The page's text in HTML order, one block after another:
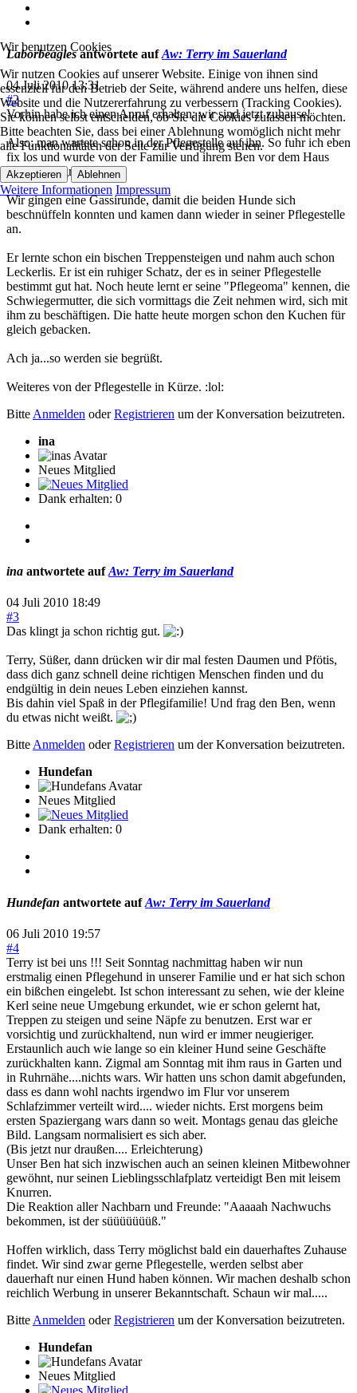
Laborbeaglesantwortete aufAw: Terry im Sauerland
04 Juli 2010 13:31
#2
Vorhin habe ich einen Anruf erhalten: wir sind jetzt zuhause!
Also: man wartete schon in der Pflegestelle auf ihn. So fuhr ich eben
fix los und wurde von der Familie und ihrem Ben vor dem Haus
wartend begrüsst.
Wir gingen eine Gassirunde, damit die beiden Hunde sich
beschnüffeln konnten und kamen dann wieder in seiner Pflegestelle
an.
Er lernte schon ein bischen Treppensteigen und nahm auch schon
Leckerlis. Er ist ein ruhiger Schatz, der es in seiner Pflegestelle
bestimmt gut hat. Noch heute lernt er seine "Pflegeoma" kennen, die
Schwiegermutter, die sich vormittags die Zeit nehmen wird, sich mit
ihm zu beschäftigen. Die hatte heute morgen schon den Kuchen für
gleich gebacken.
Ach ja...so werden sie begrüßt.
Weiteres von der Pflegestelle in Kürze. :lol:
Bitte Anmelden oderRegistrieren um der Konversation beizutreten.
ina
Neues Mitglied
Dank erhalten: 0
ina antwortete aufAw: Terry im Sauerland
04 Juli 2010 18:49
#3
Das klingt ja schon richtig gut.
Terry, Süßer, dann drücken wir dir mal festen Daumen und Pfötis,
dass dich ganz schnell deine richtigen Menschen finden und du
endgültig in dein neues Leben einziehen kannst.
Bis dahin viel Spaß in der Pflegifamilie! Und frag den Ben, wenn
du etwas nicht weißt.
BitteAnmelden oderRegistrieren um der Konversation beizutreten.
Hundefan
Neues Mitglied
Dank erhalten: 0
Hundefan antwortete aufAw: Terry im Sauerland
06 Juli 2010 19:57
#4
Terry ist bei uns !!! Seit Sonntag nachmittag haben wir nun
erstmalig einen Pflegehund in unserer Familie und er hat sich schon
ein bißchen eingelebt. Ist schon interessant zu sehen, wie der kleine
Kerl seine neue Umgebung erkundet, wie er schon gelernt hat,
Treppen zu steigen und seine Näpfe zu benutzen. Erst war er
vorsichtig und zurückhaltend, nun wird er immer neugieriger.
Erstaunlich auch wie lange so ein kleiner Hund seine Geschäfte
zurückhalten kann. Zigmal am Sonntag mit ihm raus in Garten und
in Ruhrnähe....nichts wars. Wir hatten uns schon damit abgefunden,
dass es dann wohl nachts irgendwo im Flur vor unserem
Schlafzimmer verteilt wird.... wieder nichts. Erst morgens beim
ersten Spaziergang wars dann so weit. Montags genau das gleiche
Bild. Langsam normalisiert es sich aber.
(Bis jetzt nur draußen.... Erleichterung)
Unser Ben hat sich inzwischen auch an seinen kleinen Mitbewohner
gewöhnt, nur seinen Lieblingsschlafplatz verteidigt Ben mit leisem
Knurren.
Die Reaktion aller Nachbarn und Freunde: "Aaaaah Nachwuchs
bekommen, ist der süüüüüüüß."
Hoffen wirklich, dass Terry möglichst bald ein dauerhaftes Zuhause
findet. Wir sind zwar gerne Pflegestelle, werden selbst aber
dauerhaft nur einen Hund haben können. Wir machen deshalb schon
reichlich Werbung in unserer Bekanntschaft. Schaun wir mal.....
Bitte Anmelden oderRegistrieren um der Konversation beizutreten.
Hundefan
Neues Mitglied
Wir benutzen Cookies
Wir nutzen Cookies auf unserer Website. Einige von ihnen sind
essenziell für den Betrieb der Seite, während andere uns helfen, diese
Website und die Nutzererfahrung zu verbessern (Tracking Cookies).
Sie können selbst entscheiden, ob Sie die Cookies zulassen möchten.
Bitte beachten Sie, dass bei einer Ablehnung womöglich nicht mehr
alle Funktionalitäten der Seite zur Verfügung stehen.
Akzeptieren Ablehnen
Weitere Informationen Impressum